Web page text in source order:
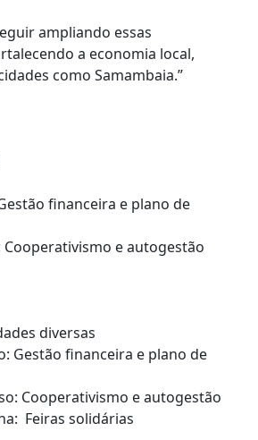
ampliando essas
a economia local,
como Samambaia.”
financeira e plano de
Cooperativismo e autogestão
diversas
Gestão financeira e plano de
Cooperativismo e autogestão
Feiras solidárias